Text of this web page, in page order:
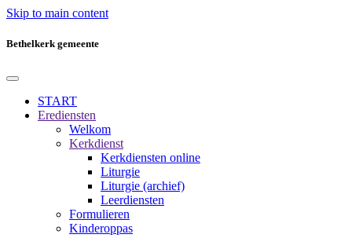
Skip to main content
Bethelkerk gemeente
START
Erediensten
Welkom
Kerkdienst
Kerkdiensten online
Liturgie
Liturgie (archief)
Leerdiensten
Formulieren
Kinderoppas